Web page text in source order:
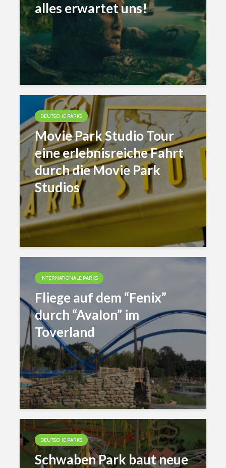
alles erwartet uns!
DEUTSCHE PARKS
Movie Park Studio Tour
eine erlebnisreiche Fahrt
durch die Movie Park
Studios
INTERNATIONALE PARKS
Fliege auf dem “Fenix”
durch “Avalon” im
Toverland
DEUTSCHE PARKS
Schwaben Park baut neue